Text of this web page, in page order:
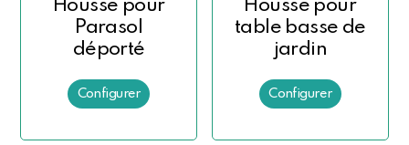
Housse pour
Parasol
déporté
Housse pour
table basse de
jardin